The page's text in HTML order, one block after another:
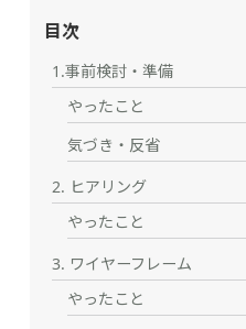
目次
1.事前検討・準備
やったこと
気づき・反省
2. ヒアリング
やったこと
3. ワイヤーフレーム
やったこと